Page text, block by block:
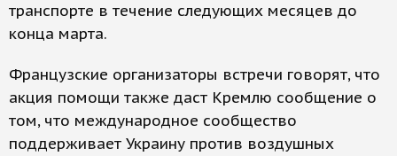
транспорте в течение следующих месяцев до
конца марта.
Французские организаторы встречи говорят, что
акция помощи также даст Кремлю сообщение о
том, что международное сообщество
поддерживает Украину против воздушных